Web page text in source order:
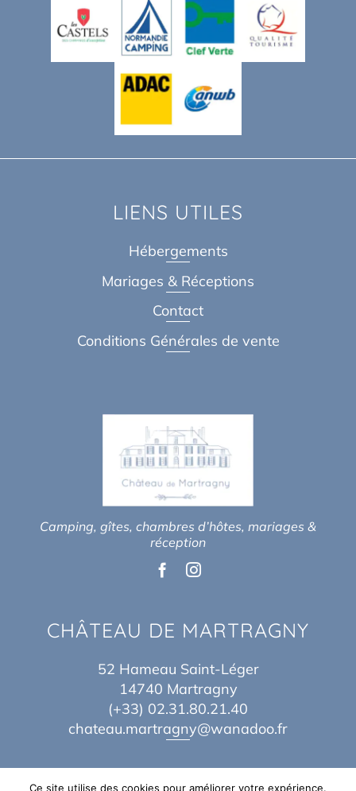
LIENS UTILES
Hébergements
Mariages & Réceptions
Contact
Conditions Générales de vente
Camping, gîtes, chambres d’hôtes, mariages &
réception
CHÂTEAU DE MARTRAGNY
52 Hameau Saint-Léger
14740 Martragny
(+33) 02.31.80.21.40
chateau.martragny@wanadoo.fr
Ce site utilise des cookies pour améliorer votre expérience.